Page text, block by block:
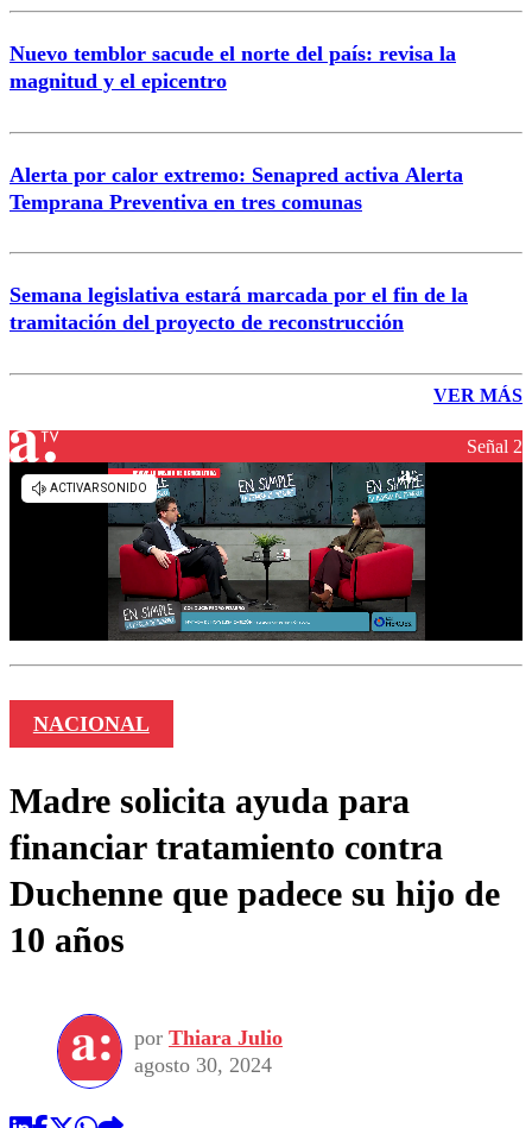
Nuevo temblor sacude el norte del país: revisa la
magnitud y el epicentro
Alerta por calor extremo: Senapred activa Alerta
Temprana Preventiva en tres comunas
Semana legislativa estará marcada por el fin de la
tramitación del proyecto de reconstrucción
VER MÁS
Señal 2
NACIONAL
Madre solicita ayuda para
financiar tratamiento contra
Duchenne que padece su hijo de
10 años
por Thiara Julio
agosto 30, 2024